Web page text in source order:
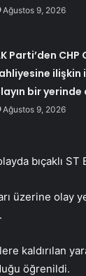
Ağustos 9, 2026
Parti’den CHP
ilişkin
bir yerinde
Ağustos 9, 2026
bıçaklı ST
üzerine olay
kaldırılan
öğrenildi.